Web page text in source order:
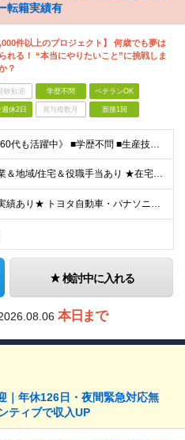
転籍実績有
件以上のプロジェクト】 何歳でも夢は
れる！ “本当にやりたいこと”に挑戦しま
？
験歓迎 学歴不問 ベテランOK
週休2日 賞与複数月 面接1回
《40・50・60代も活躍中》 ■学歴不問 ■生産技術・生産管理・品質保証・評価・設計いずれかの実務経験をお持ちの方 ▽こんな方にオススメです！▽ 「経験を活かして幅広いプロジェクトに携わりたい」
★通勤＆就業＆地域/住宅＆役職手当あり ★在宅勤務実績あり ★残業代は全額支給 ★選べる給与制度あり！ ■東京・神奈川・千葉・埼玉勤務の場合 月給24.5万円～55万円＋諸手当 （残業代は全額支給）
★リモート実績あり★ トヨタ自動車・パナソニック・東芝など大手メーカーでのポストも多数！ 全国の取引先での就業となります（沖縄を除く） 『地元で働きたい』という希望に、業界トップクラス約7,00
検討中に入れる
本日まで
｜年休126日・夜間緊急対応無
ティブで収入UP